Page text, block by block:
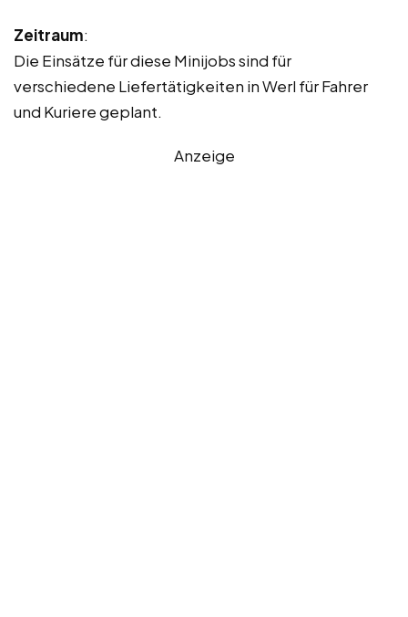
Zeitraum:
Die Einsätze für diese Minijobs sind für
verschiedene Liefertätigkeiten in Werl für Fahrer
und Kuriere geplant.
Anzeige